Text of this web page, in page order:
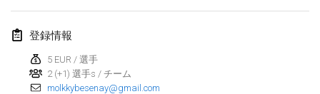
登録情報
5 EUR / 選手
2 (+1) 選手s / チーム
molkkybesenay@gmail.com
US Mölkky Winter
2025年2月7日
Open des vendanges tardives
2025年2月8日 フランス